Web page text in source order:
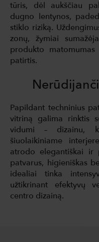
tūris, dėl aukščiau
dugno lentynos,
stiklo riziką.
zonų, žymiai
produkto
patirtis.
Papildant techninius
vitriną galima rinktis
vidumi – dizainu,
šiuolaikiniame
atrodo elegantiškai
patvarus, higieniškas
idealiai tinka
užtikrinant efektyvų
centro dizainą.